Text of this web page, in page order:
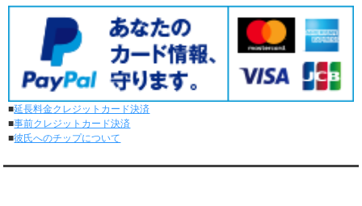
レンタル彼氏と153回の通常デートがありました。
レンタル彼氏と1回のオンラインデートがありました。
5/11～5/17
レンタル彼氏と164回の通常デートがありました。
レンタル彼氏と2回のオンラインデートがありました。
5/4～5/10
レンタル彼氏と151回の通常デートがありました。
レンタル彼氏と2回のオンラインデートがありました。
■延長料金クレジットカード決済
■事前クレジットカード決済
■彼氏へのチップについて